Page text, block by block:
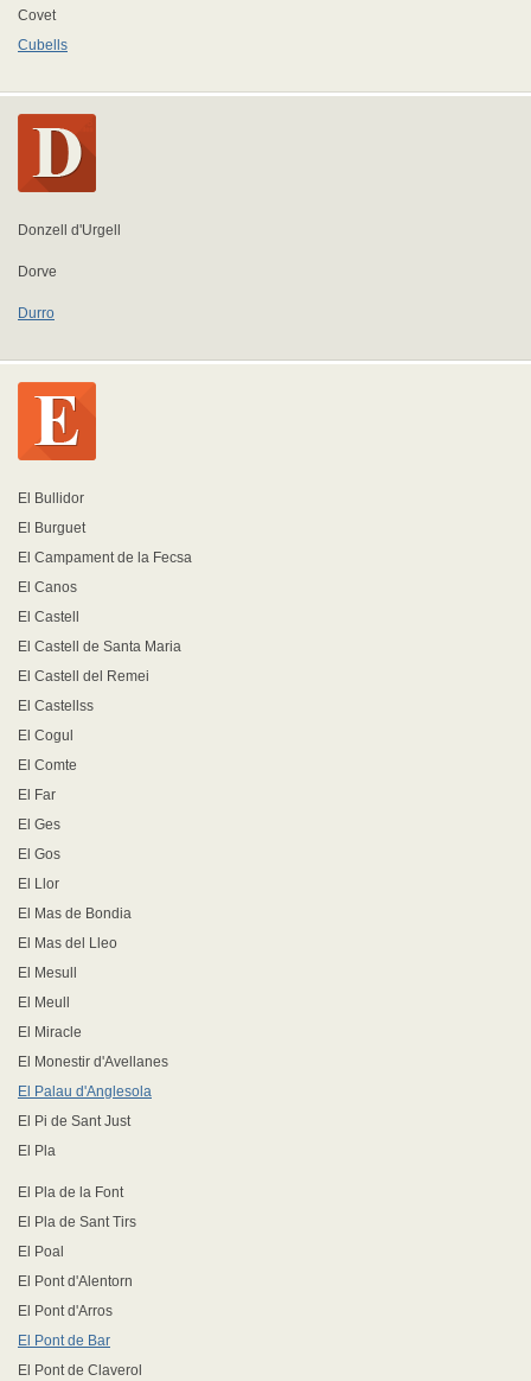
Covet
Cubells
Donzell d'Urgell
Dorve
Durro
El Bullidor
El Burguet
El Campament de la Fecsa
El Canos
El Castell
El Castell de Santa Maria
El Castell del Remei
El Castellss
El Cogul
El Comte
El Far
El Ges
El Gos
El Llor
El Mas de Bondia
El Mas del Lleo
El Mesull
El Meull
El Miracle
El Monestir d'Avellanes
El Palau d'Anglesola
El Pi de Sant Just
El Pla
El Pla de la Font
El Pla de Sant Tirs
El Poal
El Pont d'Alentorn
El Pont d'Arros
El Pont de Bar
El Pont de Claverol